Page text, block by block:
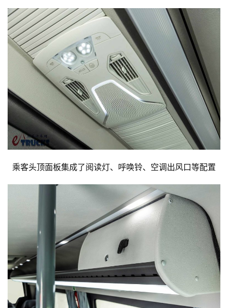
乘客头顶面板集成了阅读灯、呼唤铃、空调出风口等配置